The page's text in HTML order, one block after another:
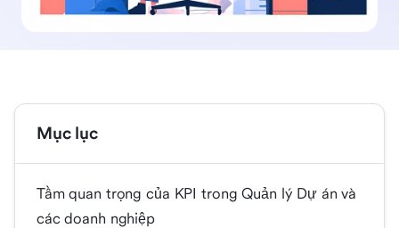
Mục lục
Tầm quan trọng của KPI trong Quản lý Dự án và
các doanh nghiệp